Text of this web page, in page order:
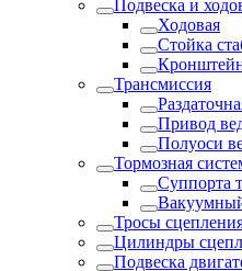
Подвеска и
Ходовая
Стойка
Трансмиссия
Привод
Полуоси
Тормозная
Суппорта
Тросы
Цилиндры
Подвеска